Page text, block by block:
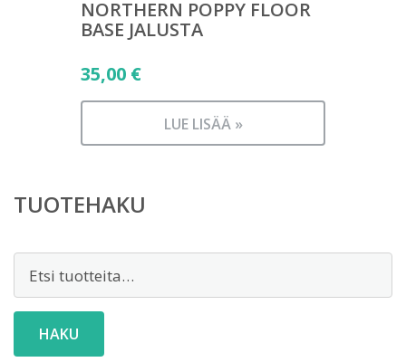
NORTHERN POPPY FLOOR
BASE JALUSTA
35,00 €
LUE LISÄÄ »
TUOTEHAKU
HAKU